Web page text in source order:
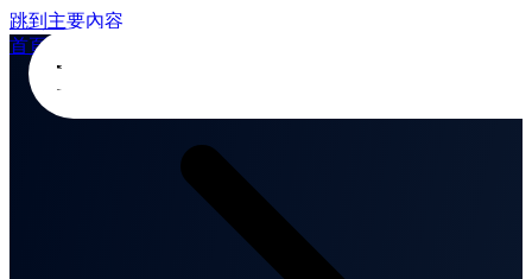
跳到主要內容
首頁